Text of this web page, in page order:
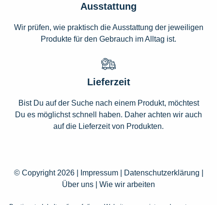
Ausstattung
Wir prüfen, wie praktisch die Ausstattung der jeweiligen
Produkte für den Gebrauch im Alltag ist.
Lieferzeit
Bist Du auf der Suche nach einem Produkt, möchtest
Du es möglichst schnell haben. Daher achten wir auch
auf die Lieferzeit von Produkten.
© Copyright 2026 | Impressum| Datenschutzerklärung
Über uns
Wie wir arbeiten